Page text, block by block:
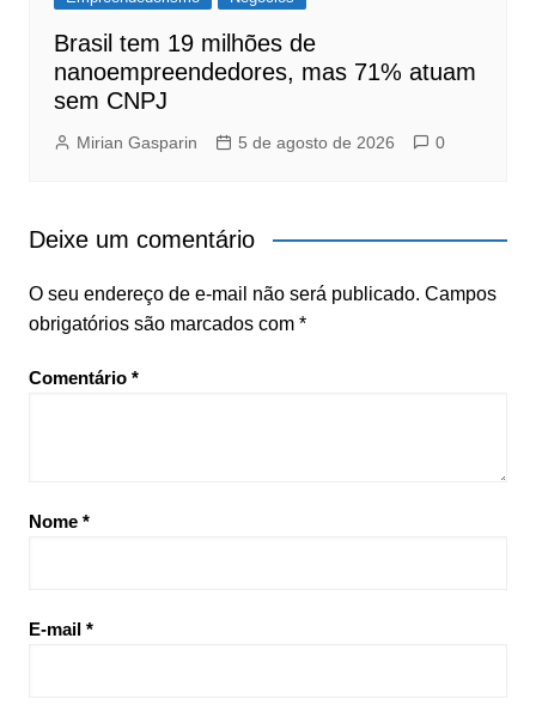
Brasil tem 19 milhões de
nanoempreendedores, mas 71% atuam
sem CNPJ
Mirian Gasparin 5 de agosto de 2026 0
Deixe um comentário
O seu endereço de e-mail não será publicado. Campos
obrigatórios são marcados com *
Comentário *
Nome *
E-mail *